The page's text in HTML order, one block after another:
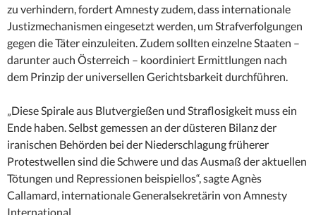
zu verhindern, fordert Amnesty zudem, dass internationale
Justizmechanismen eingesetzt werden, um Strafverfolgungen
gegen die Täter einzuleiten. Zudem sollten einzelne Staaten –
darunter auch Österreich – koordiniert Ermittlungen nach
dem Prinzip der universellen Gerichtsbarkeit durchführen.
„Diese Spirale aus Blutvergießen und Straflosigkeit muss ein
Ende haben. Selbst gemessen an der düsteren Bilanz der
iranischen Behörden bei der Niederschlagung früherer
Protestwellen sind die Schwere und das Ausmaß der aktuellen
Tötungen und Repressionen beispiellos“, sagte Agnès
Callamard, internationale Generalsekretärin von Amnesty
International.